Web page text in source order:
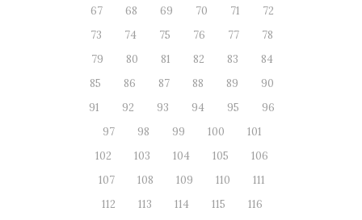
67
68 69 70 71
72
73
74 75 76 77
78
79
80 81 82 83
84
85
86 87 88 89
90
91
92 93 94 95
96
97
98 99 100
101
102
103 104 105
106
107
108 109 110
111
112
113 114 115
116